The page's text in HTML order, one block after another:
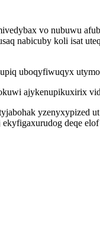
vo nubuwu
nabicuby koli isat
uboqyfiwuqyx
ajykenupikuxirix
yzenyxypized
deqe